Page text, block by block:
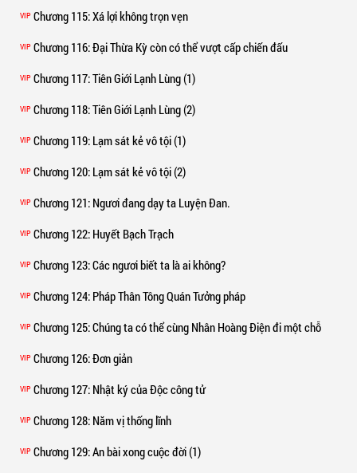
VIP Chương 115: Xá lợi không trọn vẹn
VIP Chương 116: Đại Thừa Kỳ còn có thể vượt cấp chiến đấu
VIP Chương 117: Tiên Giới Lạnh Lùng (1)
VIP Chương 118: Tiên Giới Lạnh Lùng (2)
VIP Chương 119: Lạm sát kẻ vô tội (1)
VIP Chương 120: Lạm sát kẻ vô tội (2)
VIP Chương 121: Ngươi đang dạy ta Luyện Đan.
VIP Chương 122: Huyết Bạch Trạch
VIP Chương 123: Các ngươi biết ta là ai không?
VIP Chương 124: Pháp Thân Tông Quán Tưởng pháp
VIP Chương 125: Chúng ta có thể cùng Nhân Hoàng Điện đi một chỗ
VIP Chương 126: Đơn giản
VIP Chương 127: Nhật ký của Độc công tử
VIP Chương 128: Năm vị thống lĩnh
VIP Chương 129: An bài xong cuộc đời (1)